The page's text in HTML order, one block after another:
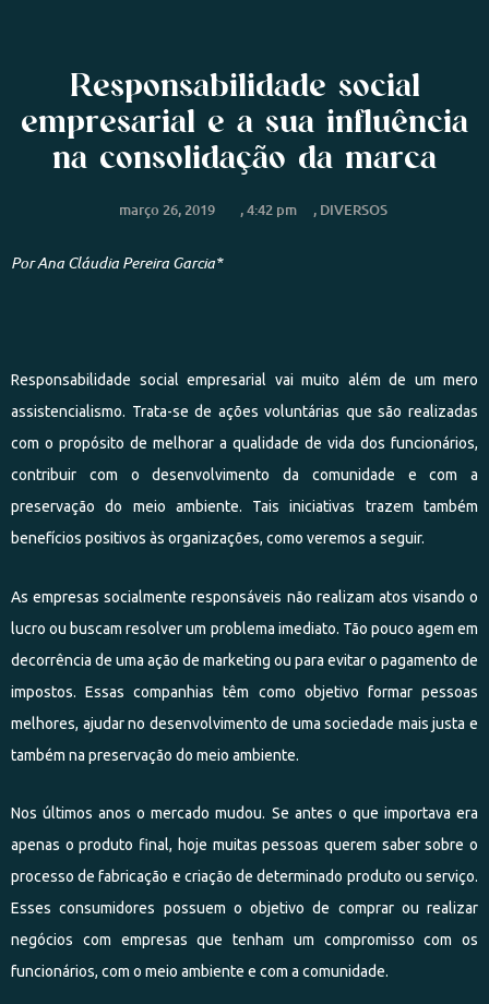
Responsabilidade social
empresarial e a sua influência
na consolidação da marca
março 26, 2019 ,4:42 pm , DIVERSOS
PorAna Cláudia Pereira Garcia*
Responsabilidade social empresarial vai muito além de um mero
assistencialismo. Trata-se de ações voluntárias que são realizadas
com o propósito de melhorar a qualidade de vida dos funcionários,
contribuir com o desenvolvimento da comunidade e com a
preservação do meio ambiente. Tais iniciativas trazem também
benefícios positivos às organizações, como veremos a seguir.
As empresas socialmente responsáveis não realizam atos visando o
lucro ou buscam resolver um problema imediato. Tão pouco agem em
decorrência de uma ação de marketing ou para evitar o pagamento de
impostos. Essas companhias têm como objetivo formar pessoas
melhores, ajudar no desenvolvimento de uma sociedade mais justa e
também na preservação do meio ambiente.
Nos últimos anos o mercado mudou. Se antes o que importava era
apenas o produto final, hoje muitas pessoas querem saber sobre o
processo de fabricação e criação de determinado produto ou serviço.
Esses consumidores possuem o objetivo de comprar ou realizar
negócios com empresas que tenham um compromisso com os
funcionários, com o meio ambiente e com a comunidade.